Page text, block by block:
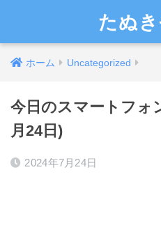
たぬ
ホーム Uncategorized
今日のスマートフォ
月24日)
2024年7月24日